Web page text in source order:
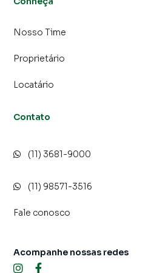
Nosso Time
Proprietário
Locatário
Contato
(11) 3681-9000
(11) 98571-3516
Fale conosco
Acompanhe nossas redes